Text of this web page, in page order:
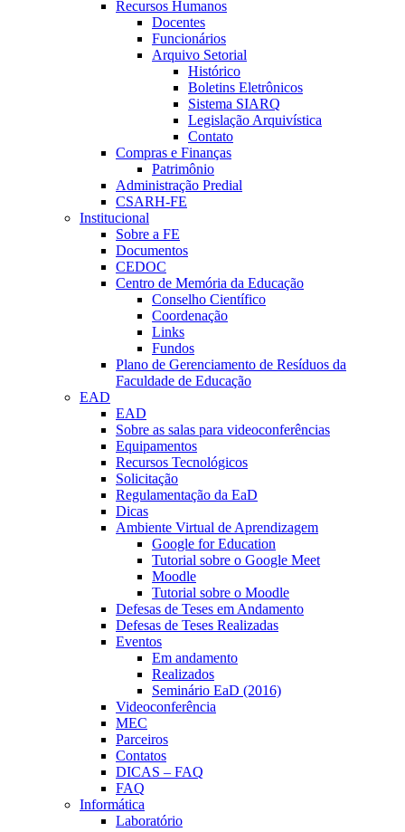
Recursos Humanos
Docentes
Funcionários
Arquivo Setorial
Histórico
Boletins Eletrônicos
Sistema SIARQ
Legislação Arquivística
Contato
Compras e Finanças
Patrimônio
Administração Predial
CSARH-FE
Institucional
Sobre a FE
Documentos
CEDOC
Centro de Memória da Educação
Conselho Científico
Coordenação
Links
Fundos
Plano de Gerenciamento de Resíduos da
Faculdade de Educação
EAD
EAD
Sobre as salas para videoconferências
Equipamentos
Recursos Tecnológicos
Solicitação
Regulamentação da EaD
Dicas
Ambiente Virtual de Aprendizagem
Google for Education
Tutorial sobre o Google Meet
Moodle
Tutorial sobre o Moodle
Defesas de Teses em Andamento
Defesas de Teses Realizadas
Eventos
Em andamento
Realizados
Seminário EaD (2016)
Videoconferência
MEC
Parceiros
Contatos
DICAS – FAQ
FAQ
Informática
Laboratório